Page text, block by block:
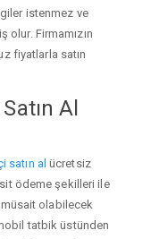
istenmez ve
olur. Firmamızın
fiyatlarla satın
Al
satın al ücretsiz
ödeme şekilleri ile
müsait olabilecek
tatbik üstünden